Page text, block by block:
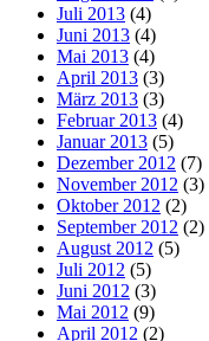
Juli 2013 (4)
Juni 2013 (4)
Mai 2013 (4)
April 2013 (3)
März 2013 (3)
Februar 2013 (4)
Januar 2013 (5)
Dezember 2012 (7)
November 2012 (3)
Oktober 2012 (2)
September 2012 (2)
August 2012 (5)
Juli 2012 (5)
Juni 2012 (3)
Mai 2012 (9)
April 2012 (2)